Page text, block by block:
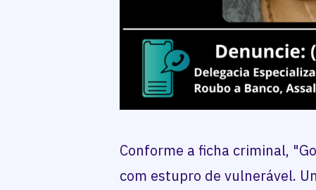
Conforme a ficha criminal,
com estupro de vulnerável.